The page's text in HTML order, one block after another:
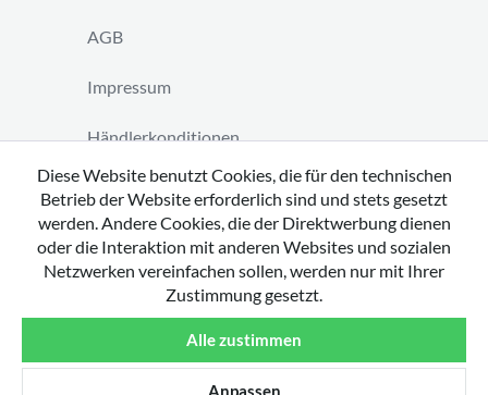
AGB
Impressum
Händlerkonditionen
Vertrag widerrufen
Diese Website benutzt Cookies, die für den technischen
Betrieb der Website erforderlich sind und stets gesetzt
werden. Andere Cookies, die der Direktwerbung dienen
oder die Interaktion mit anderen Websites und sozialen
Netzwerken vereinfachen sollen, werden nur mit Ihrer
Zustimmung gesetzt.